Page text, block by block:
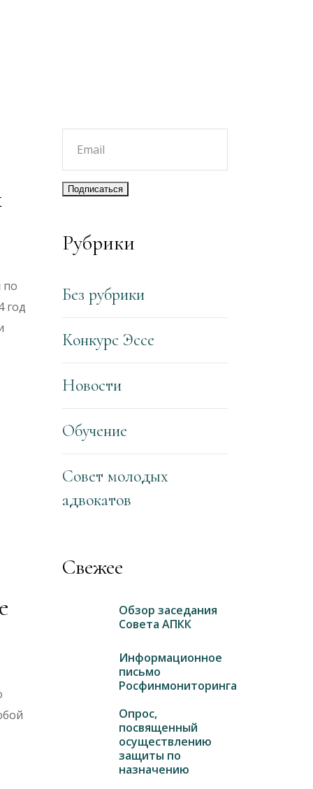
по
год
Рубрики
Без рубрики
Конкурс Эссе
Новости
Обучение
Совет молодых
адвокатов
Свежее
Обзор заседания
Совета АПКК
Информационное
письмо
Росфинмониторинга
Опрос,
посвященный
осуществлению
защиты по
назначению